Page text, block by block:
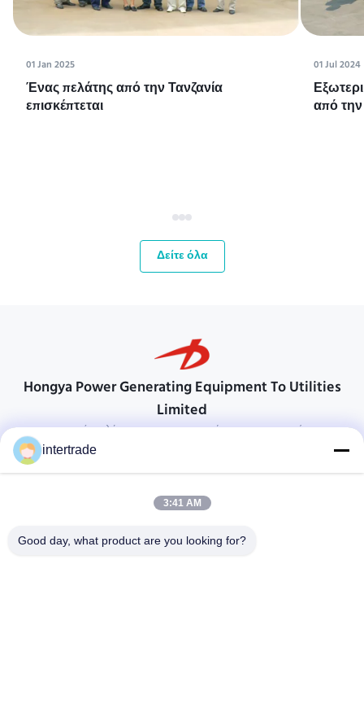
01 Jan 2025
Ένας πελάτης από την Τανζανία
επισκέπτεται
01 Jul 2024
από
Δείτε όλα
Hongya Power Generating Equipment To Utilities
Limited
προσαρμοσμένες λύσεις για να ανταποκρίνονται στις απαιτήσεις των
Χωριό Anxi, πόλη Yuping, νομός Hongya, Κίνα
86-28-37561966-8:00
intertrade
3:41 AM
Good day, what product are you looking for?